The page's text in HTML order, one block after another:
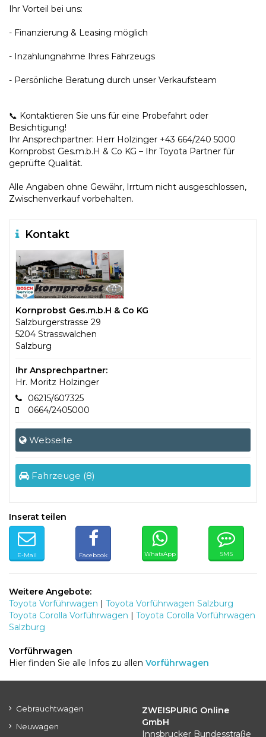
Ihr Vorteil bei uns:
- Finanzierung & Leasing möglich
- Inzahlungnahme Ihres Fahrzeugs
- Persönliche Beratung durch unser Verkaufsteam
📞 Kontaktieren Sie uns für eine Probefahrt oder
Besichtigung!
Ihr Ansprechpartner: Herr Holzinger +43 664/240 5000
Kornprobst Ges.m.b.H & Co KG – Ihr Toyota Partner für
geprüfte Qualität.
Alle Angaben ohne Gewähr, Irrtum nicht ausgeschlossen,
Zwischenverkauf vorbehalten.
Kontakt
Kornprobst Ges.m.b.H & Co KG
Salzburgerstrasse 29
5204 Strasswalchen
Salzburg
Ihr Ansprechpartner:
Hr. Moritz Holzinger
06215/607325
0664/2405000
Webseite
Fahrzeuge (8)
Inserat teilen
E-Mail Facebook WhatsApp SMS
Weitere Angebote:
Toyota Vorführwagen | Toyota Vorführwagen Salzburg
Toyota Corolla Vorführwagen | Toyota Corolla Vorführwagen
Salzburg
Vorführwagen
Hier finden Sie alle Infos zu allen Vorführwagen
Gebrauchtwagen
Neuwagen
ZWEISPURIG Online
GmbH
Innsbrucker Bundesstraße